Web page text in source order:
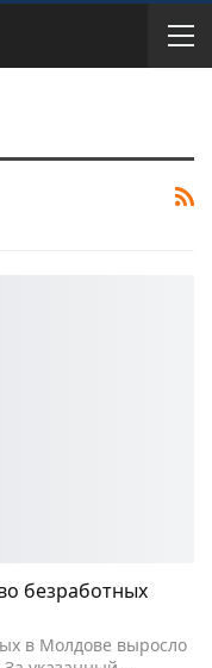
безработных
в Молдове выросло